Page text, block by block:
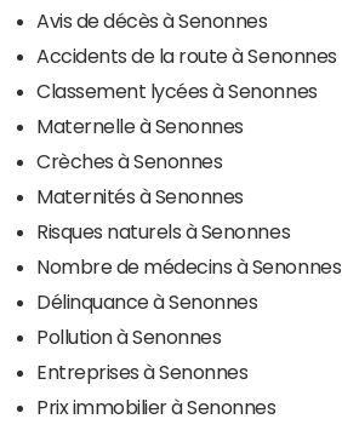
Avis de décès à Senonnes
Accidents de la route à Senonnes
Classement lycées à Senonnes
Maternelle à Senonnes
Crèches à Senonnes
Maternités à Senonnes
Risques naturels à Senonnes
Nombre de médecins à Senonnes
Délinquance à Senonnes
Pollution à Senonnes
Entreprises à Senonnes
Prix immobilier à Senonnes